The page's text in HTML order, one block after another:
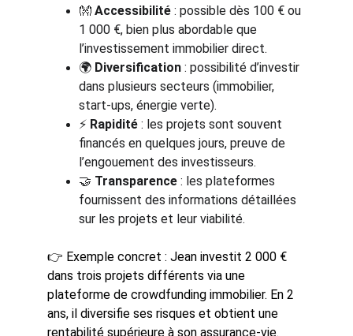
👐 Accessibilité : possible dès 100 € ou
1 000 €, bien plus abordable que
l’investissement immobilier direct.
🌍 Diversification : possibilité d’investir
dans plusieurs secteurs (immobilier,
start-ups, énergie verte).
⚡ Rapidité : les projets sont souvent
financés en quelques jours, preuve de
l’engouement des investisseurs.
🤝 Transparence : les plateformes
fournissent des informations détaillées
sur les projets et leur viabilité.
👉 Exemple concret : Jean investit 2 000 €
dans trois projets différents via une
plateforme de crowdfunding immobilier. En 2
ans, il diversifie ses risques et obtient une
rentabilité supérieure à son assurance-vie.